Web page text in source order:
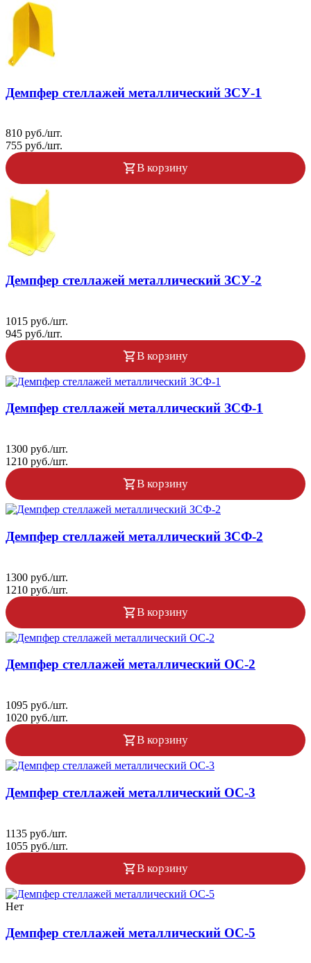
Демпфер стеллажей металлический ЗСУ-1
810 руб./шт.
755 руб./шт.
В корзину
Демпфер стеллажей металлический ЗСУ-2
1015 руб./шт.
945 руб./шт.
В корзину
Демпфер стеллажей металлический ЗСФ-1
1300 руб./шт.
1210 руб./шт.
В корзину
Демпфер стеллажей металлический ЗСФ-2
1300 руб./шт.
1210 руб./шт.
В корзину
Демпфер стеллажей металлический ОС-2
1095 руб./шт.
1020 руб./шт.
В корзину
Демпфер стеллажей металлический ОС-3
1135 руб./шт.
1055 руб./шт.
В корзину
Нет
Демпфер стеллажей металлический ОС-5